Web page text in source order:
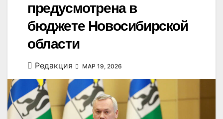
предусмотрена в
бюджете Новосибирской
области
Редакция МАР 19, 2026